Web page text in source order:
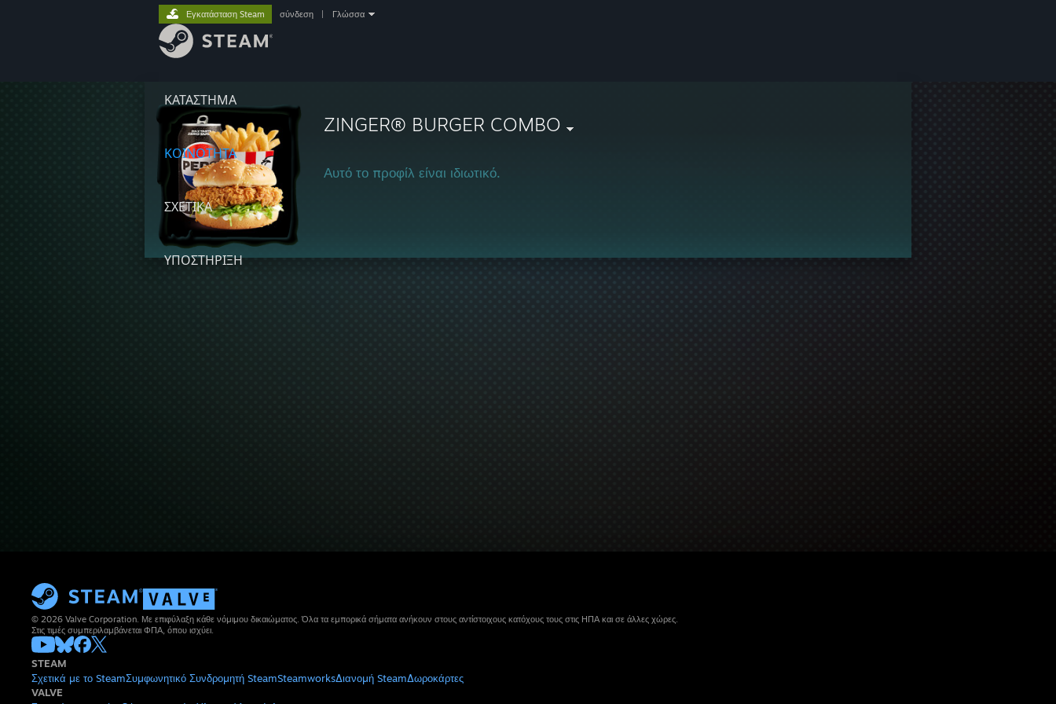
ΚΑΤΑΣΤΗΜΑ
ΚΟΙΝΟΤΗΤΑ
ΣΧΕΤΙΚΆ
ΥΠΟΣΤΗΡΙΞΗ
Εγκατάσταση Steam σύνδεση Γλώσσα
ZINGER® BURGER COMBO
Αυτό το προφίλ είναι ιδιωτικό.
© 2026 Valve Corporation. Με επιφύλαξη κάθε νόμιμου δικαιώματος. Όλα τα εμπορικά σήματα ανήκουν στους αντίστοιχους κατόχους τους στις ΗΠΑ και σε άλλες χώρες.
Στις τιμές συμπεριλαμβάνεται ΦΠΑ, όπου ισχύει.
STEAM
Σχετικά με το SteamΣυμφωνητικό Συνδρομητή SteamSteamworksΔιανομή SteamΔωροκάρτες
VALVE